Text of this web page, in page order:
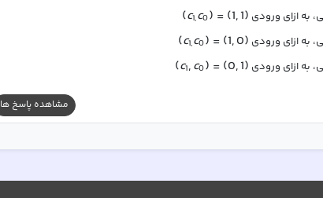
به ازای ورودی (c1,c0) = (1,1)
به ازای ورودی (c1,c0) = (1,0)
به ازای ورودی (c1,c0) = (0,1)
مشاهده پاسخ ها